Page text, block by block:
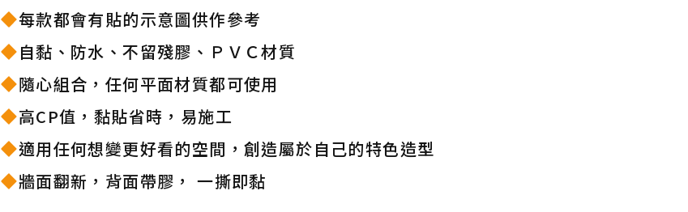
每款都會有貼的示意圖供作參考
自黏、防水、不留殘膠、ＰＶＣ材質
隨心組合，任何平面材質都可使用
高CP值，黏貼省時，易施工
適用任何想變更好看的空間，創造屬於自己的特色造型
牆面翻新，背面帶膠， 一撕即黏